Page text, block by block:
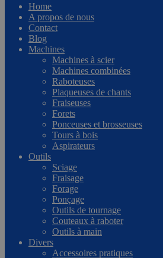
Home
A propos de nous
Contact
Blog
Machines
Machines à scier
Machines combinées
Raboteuses
Plaqueuses de chants
Fraiseuses
Forets
Ponceuses et brosseuses
Tours à bois
Aspirateurs
Outils
Sciage
Fraisage
Forage
Ponçage
Outils de tournage
Couteaux à raboter
Outils à main
Divers
Accessoires pratiques